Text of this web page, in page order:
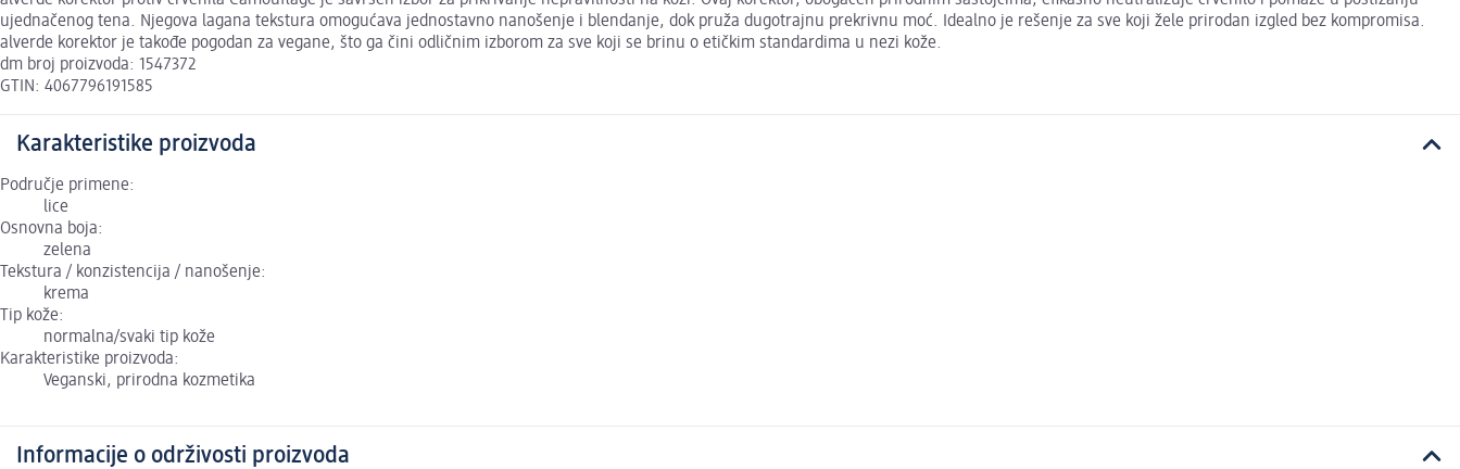
ujednačenog tena. Njegova lagana tekstura omogućava jednostavno nanošenje i blendanje, dok pruža dugotrajnu prekrivnu moć. Idealno je rešenje za sve koji žele prirodan izgled bez kompromisa.
alverde korektor je takođe pogodan za vegane, što ga čini odličnim izborom za sve koji se brinu o etičkim standardima u nezi kože.
dm broj proizvoda: 1547372
GTIN: 4067796191585
Karakteristike proizvoda
Područje primene:
lice
Osnovna boja:
zelena
Tekstura / konzistencija / nanošenje:
krema
Tip kože:
normalna/svaki tip kože
Karakteristike proizvoda:
Veganski, prirodna kozmetika
Informacije o održivosti proizvoda